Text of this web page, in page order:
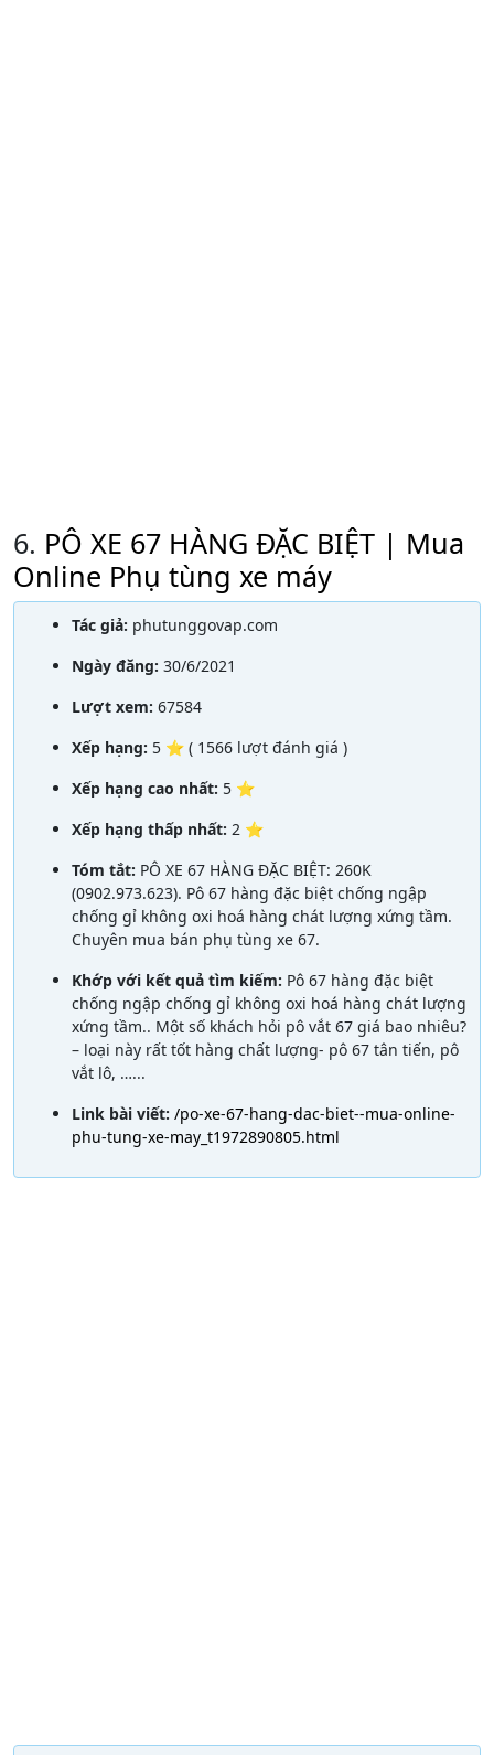
6. PÔ XE 67 HÀNG ĐẶC BIỆT | Mua
Online Phụ tùng xe máy
Tác giả: phutunggovap.com
Ngày đăng: 30/6/2021
Lượt xem: 67584
Xếp hạng: 5 ⭐ ( 1566 lượt đánh giá )
Xếp hạng cao nhất: 5 ⭐
Xếp hạng thấp nhất: 2 ⭐
Tóm tắt: PÔ XE 67 HÀNG ĐẶC BIỆT: 260K
(0902.973.623). Pô 67 hàng đặc biệt chống ngập
chống gỉ không oxi hoá hàng chát lượng xứng tầm.
Chuyên mua bán phụ tùng xe 67.
Khớp với kết quả tìm kiếm: Pô 67 hàng đặc biệt
chống ngập chống gỉ không oxi hoá hàng chát lượng
xứng tầm.. Một số khách hỏi pô vắt 67 giá bao nhiêu?
– loại này rất tốt hàng chất lượng- pô 67 tân tiến, pô
vắt lô, …...
Link bài viết: /po-xe-67-hang-dac-biet--mua-online-
phu-tung-xe-may_t1972890805.html